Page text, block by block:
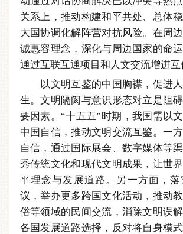
关系上，推动构建和平共处、总体
大国协调化解阵营对抗风险。在周
诚惠容理念，深化与周边国家的命
通过互联互通项目和人文交流增进互
以文明互鉴的中国胸襟，促进人
生。文明隔阂与意识形态对立是阻
要因素。“十五五”时期，我国需以
中国自信，推动文明交流互鉴。一
自信，通过国际展会、数字媒体等
秀传统文化和现代文明成果，让世
平理念与发展道路。另一方面，
议，举办更多跨国文化活动，推动
俗等领域的民间交流，消除文明误
各国发展道路选择，反对将自身模